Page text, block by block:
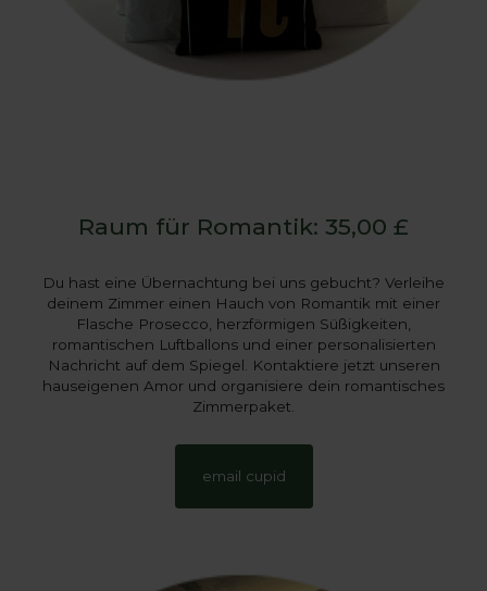
Raum für Romantik: 35,00 £
Du hast eine Übernachtung bei uns gebucht? Verleihe
deinem Zimmer einen Hauch von Romantik mit einer
Flasche Prosecco, herzförmigen Süßigkeiten,
romantischen Luftballons und einer personalisierten
Nachricht auf dem Spiegel. Kontaktiere jetzt unseren
hauseigenen Amor und organisiere dein romantisches
Zimmerpaket.
email cupid